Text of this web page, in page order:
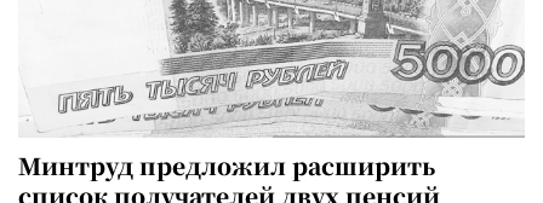
Минтруд предложил расширить
список получателей двух пенсий